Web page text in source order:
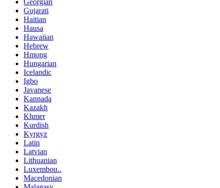
Gujarati
Haitian
Hausa
Hawaiian
Hebrew
Hmong
Hungarian
Icelandic
Igbo
Javanese
Kannada
Kazakh
Khmer
Kurdish
Kyrgyz
Latin
Latvian
Lithuanian
Luxembou..
Macedonian